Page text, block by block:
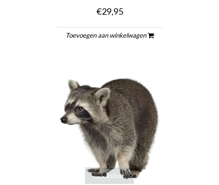
€29,95
Toevoegen aan winkelwagen
quickshop